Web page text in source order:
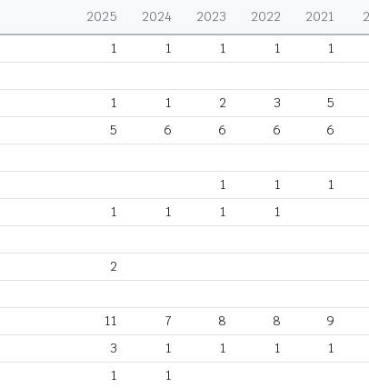
2025 2024 2023 2022 2021
1 1 1 1
1
1 1 2 3 5
5 6 6 6 6
1 1
1
1 1 1
1
2
11 7 8 8 9
3 1 1 1 1
1
1